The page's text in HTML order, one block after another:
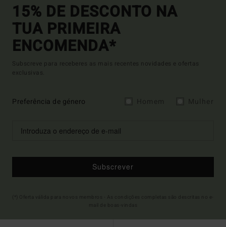
15% DE DESCONTO NA
TUA PRIMEIRA
ENCOMENDA*
Subscreve para receberes as mais recentes novidades e ofertas
exclusivas.
Preferência de género
Subscrever